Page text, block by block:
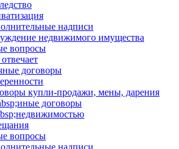
надписи
недвижимого имущества
вопросы
договоры
купли-продажи, мены, дарения
договоры
вопросы